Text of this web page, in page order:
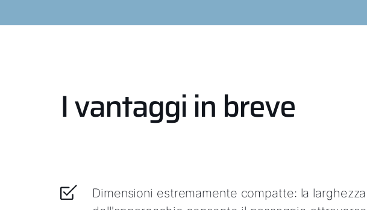
I vantaggi in breve
Dimensioni estremamente compatte: la larghezza